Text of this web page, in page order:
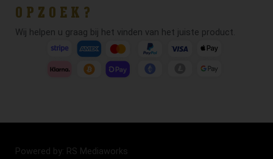
OPZOEK?
Wij helpen u graag bij het vinden van het juiste product.
Powered by: RS Mediaworks